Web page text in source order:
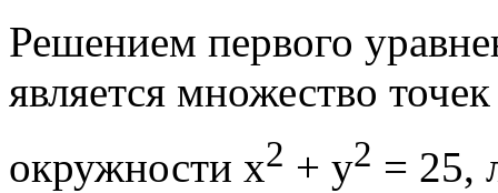
Решением первого
является множество точек
окружности x2 + y2 = 25,